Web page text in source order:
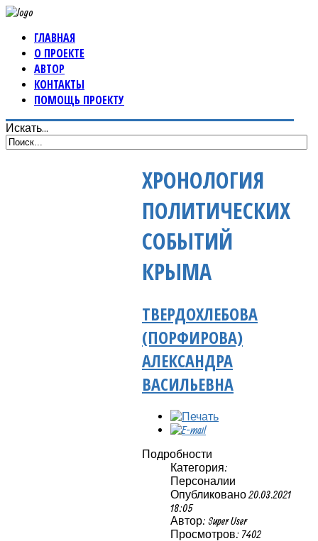
ГЛАВНАЯ
О ПРОЕКТЕ
АВТОР
КОНТАКТЫ
ПОМОЩЬ ПРОЕКТУ
Искать...
ХРОНОЛОГИЯ
ПОЛИТИЧЕСКИХ
СОБЫТИЙ
КРЫМА
ТВЕРДОХЛЕБОВА
(ПОРФИРОВА)
АЛЕКСАНДРА
ВАСИЛЬЕВНА
Подробности
Категория:
Персоналии
Опубликовано 20.03.2021
18:05
Автор: Super User
Просмотров: 7402